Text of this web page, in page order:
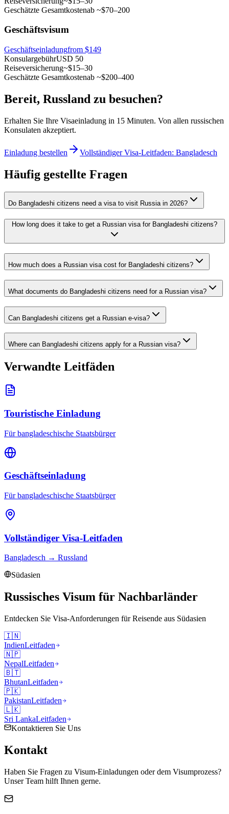
Geschätzte Gesamtkostenab ~$70–200
Geschäftsvisum
Geschäftseinladungfrom $149
KonsulargebührUSD 50
Reiseversicherung~$15–30
Geschätzte Gesamtkostenab ~$200–400
Bereit, Russland zu besuchen?
Erhalten Sie Ihre Visaeinladung in 15 Minuten. Von allen russischen
Konsulaten akzeptiert.
Einladung bestellen Vollständiger Visa-Leitfaden: Bangladesch
Häufig gestellte Fragen
Do Bangladeshi citizens need a visa to visit Russia in 2026?
How long does it take to get a Russian visa for Bangladeshi citizens?
How much does a Russian visa cost for Bangladeshi citizens?
What documents do Bangladeshi citizens need for a Russian visa?
Can Bangladeshi citizens get a Russian e-visa?
Where can Bangladeshi citizens apply for a Russian visa?
Verwandte Leitfäden
Touristische Einladung
Für bangladeschische Staatsbürger
Geschäftseinladung
Für bangladeschische Staatsbürger
Vollständiger Visa-Leitfaden
Bangladesch → Russland
Südasien
Russisches Visum für Nachbarländer
Entdecken Sie Visa-Anforderungen für Reisende aus Südasien
🇮🇳
IndienLeitfaden
🇳🇵
NepalLeitfaden
🇧🇹
BhutanLeitfaden
🇵🇰
PakistanLeitfaden
🇱🇰
Sri LankaLeitfaden
Kontaktieren Sie Uns
Kontakt
Haben Sie Fragen zu Visum-Einladungen oder dem Visumprozess?
Unser Team hilft Ihnen gerne.